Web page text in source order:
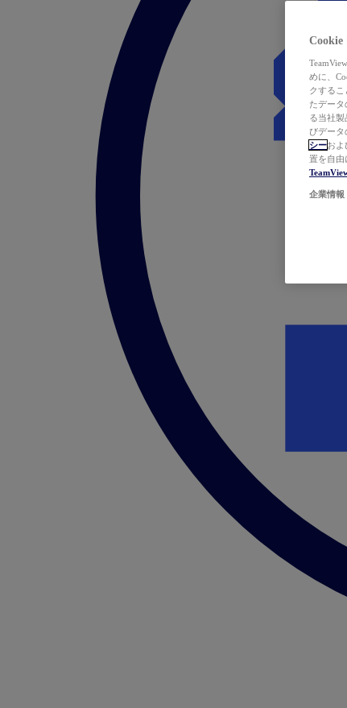
Cookie
めに、
クする
たデー
る当社
びデータ
シーおよ
置を自由
企業情報